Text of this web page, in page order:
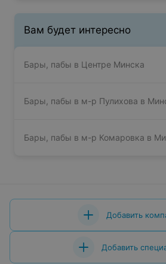
Вам будет интересно
Бары, пабы в Центре Минска
Бары, пабы в м-р Пулихова в
Бары, пабы в м-р Комаровка в
Добавить
Добавить